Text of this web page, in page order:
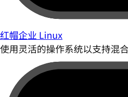
红帽企业 Linux
使用灵活的操作系统以支持混合